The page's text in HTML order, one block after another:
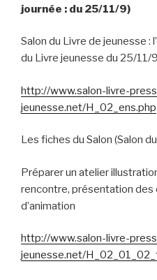
journée : du 25/11/9)
Salon du Livre de jeunesse :
du Livre jeunesse du 25/11/
http://www.salon-livre-
jeunesse.net/H_02_ens.php
Les fiches du Salon (Salon
Préparer un atelier
rencontre, présentation
d’animation
http://www.salon-livre-
jeunesse.net/